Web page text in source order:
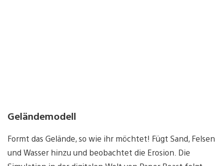
Geländemodell
Formt das Gelände, so wie ihr möchtet! Fügt Sand, Felsen
und Wasser hinzu und beobachtet die Erosion. Die